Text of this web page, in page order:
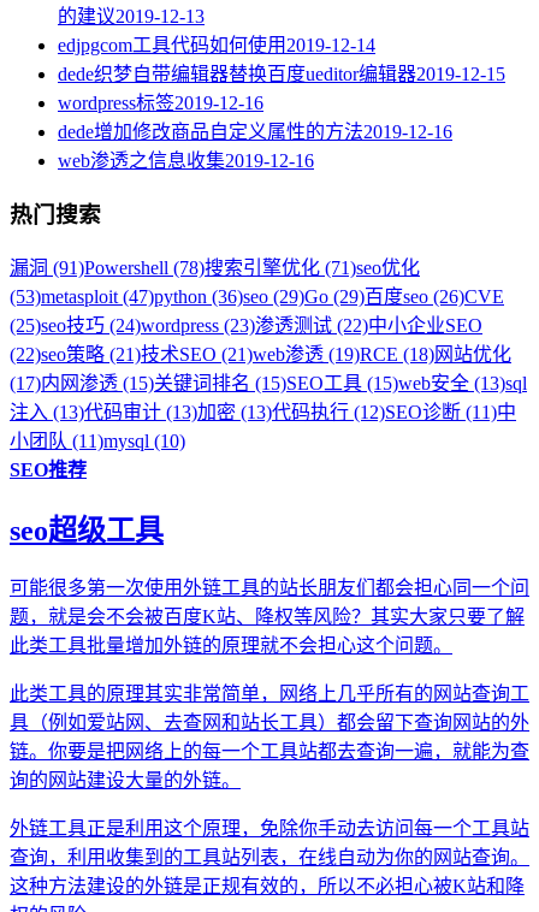
的建议2019-12-13
edjpgcom工具代码如何使用 2019-12-14
dede织梦自带编辑器替换百度ueditor编辑器2019-12-15
wordpress标签2019-12-16
dede增加修改商品自定义属性的方法2019-12-16
web渗透之信息收集2019-12-16
热门搜索
漏洞 (91)Powershell (78)搜索引擎优化 (71)seo优化
(53)metasploit (47)python (36)seo (29)Go (29)百度seo (26)CVE
(25)seo技巧 (24)wordpress (23)渗透测试 (22)中小企业SEO
(22)seo策略 (21)技术SEO (21)web渗透 (19)RCE (18)网站优化
(17)内网渗透 (15)关键词排名 (15)SEO工具 (15)web安全 (13)sql
注入 (13)代码审计 (13)加密 (13)代码执行 (12)SEO诊断 (11)中
小团队 (11)mysql (10)
SEO推荐
seo超级工具
可能很多第一次使用外链工具的站长朋友们都会担心同一个问
题，就是会不会被百度K站、降权等风险？其实大家只要了解
此类工具批量增加外链的原理就不会担心这个问题。
此类工具的原理其实非常简单，网络上几乎所有的网站查询工
具（例如爱站网、去查网和站长工具）都会留下查询网站的外
链。你要是把网络上的每一个工具站都去查询一遍，就能为查
询的网站建设大量的外链。
外链工具正是利用这个原理，免除你手动去访问每一个工具站
查询，利用收集到的工具站列表，在线自动为你的网站查询。
这种方法建设的外链是正规有效的，所以不必担心被K站和降